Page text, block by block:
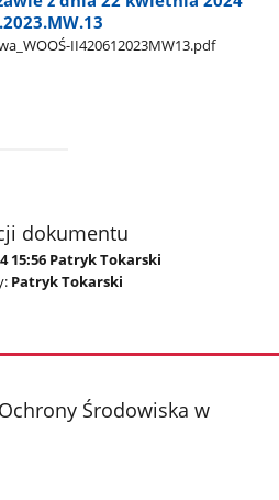
II420612023MW13.pdf
dokumentu
15:56 Patryk Tokarski
Patryk Tokarski
Środowiska w